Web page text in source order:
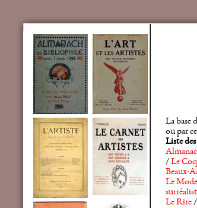
La base
ou par
Liste
/Le
Beaux-
Le
Le Rire/